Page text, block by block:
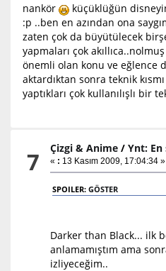
nankör
küçüklüğün
:p ..ben en azından ona
zaten çok da büyütülecek
yapmaları çok
önemli olan konu ve eğlence
aktardıktan sonra teknik
yaptıkları çok kullanılışlı bir
7 Çizgi & Anime /Ynt:
« : 13 Kasım 2009, 17:04:34 »
SPOILER:GÖSTER
Darker than Black... ilk
anlamamıştım ama
izliyeceğim..